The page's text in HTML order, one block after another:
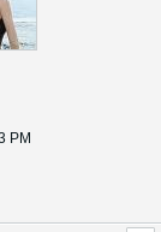
PM